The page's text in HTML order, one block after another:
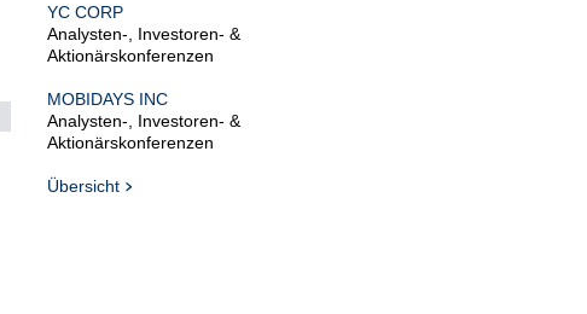
YC CORP
Analysten-, Investoren- &
Aktionärskonferenzen
MOBIDAYS INC
Analysten-, Investoren- &
Aktionärskonferenzen
Übersicht